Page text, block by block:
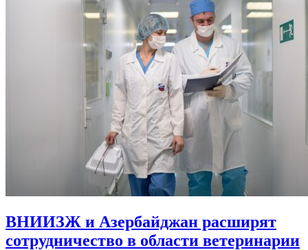
ВНИИЗЖ и Азербайджан расширят
сотрудничество в области ветеринарии